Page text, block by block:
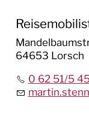
64653 Lorsch
0 62 51/5